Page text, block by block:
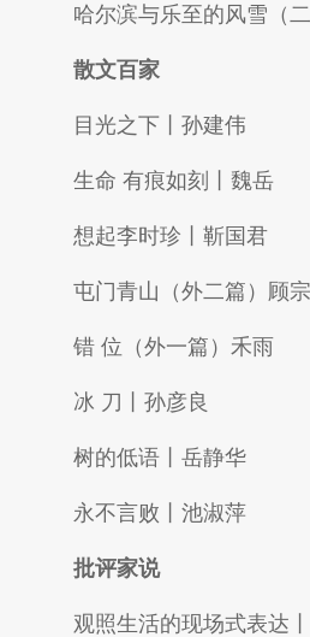
哈尔滨与乐至的风雪（
散文百家
目光之下丨孙建伟
生命 有痕如刻丨魏岳
想起李时珍丨靳国君
屯门青山（外二篇）顾
错 位（外一篇）禾雨
冰 刀丨孙彦良
树的低语丨岳静华
永不言败丨池淑萍
批评家说
观照生活的现场式表达